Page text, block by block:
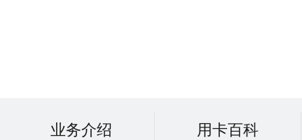
业务介绍 用卡百科